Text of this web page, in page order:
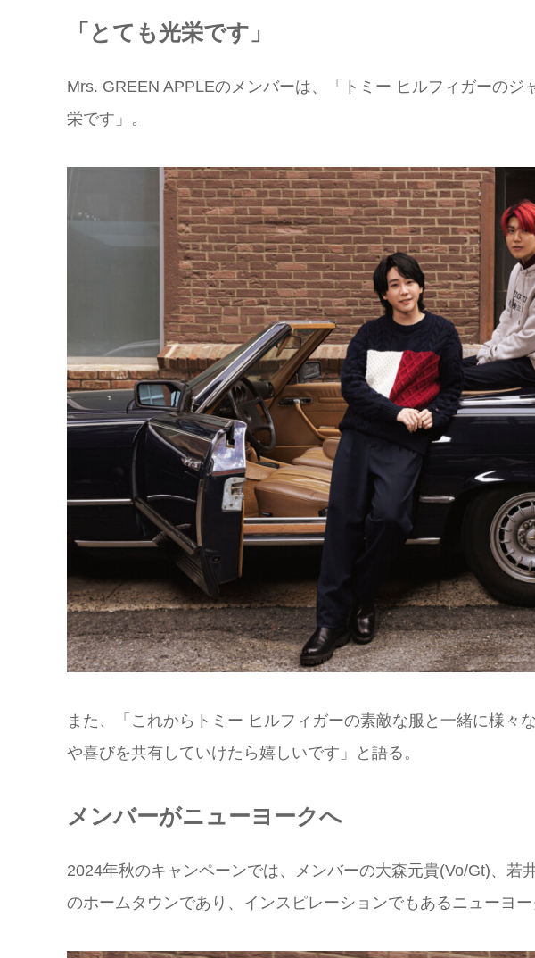
「とても光栄です」
Mrs. GREEN APPLEのメンバーは、「トミー ヒルフィガーのジ
栄です」。
また、「これからトミー ヒルフィガーの素敵な服と一緒に様々
や喜びを共有していけたら嬉しいです」と語る。
メンバーがニューヨークへ
2024年秋のキャンペーンでは、メンバーの大森元貴(Vo/Gt)、若
のホームタウンであり、インスピレーションでもあるニューヨー